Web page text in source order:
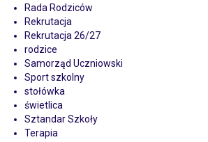
Rada Rodziców
Rekrutacja
Rekrutacja 26/27
rodzice
Samorząd Uczniowski
Sport szkolny
stołówka
świetlica
Sztandar Szkoły
Terapia